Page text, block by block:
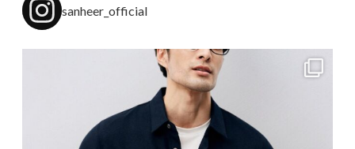
sanheer_official